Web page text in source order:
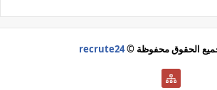
الحقوق محفوظة ©recrute24